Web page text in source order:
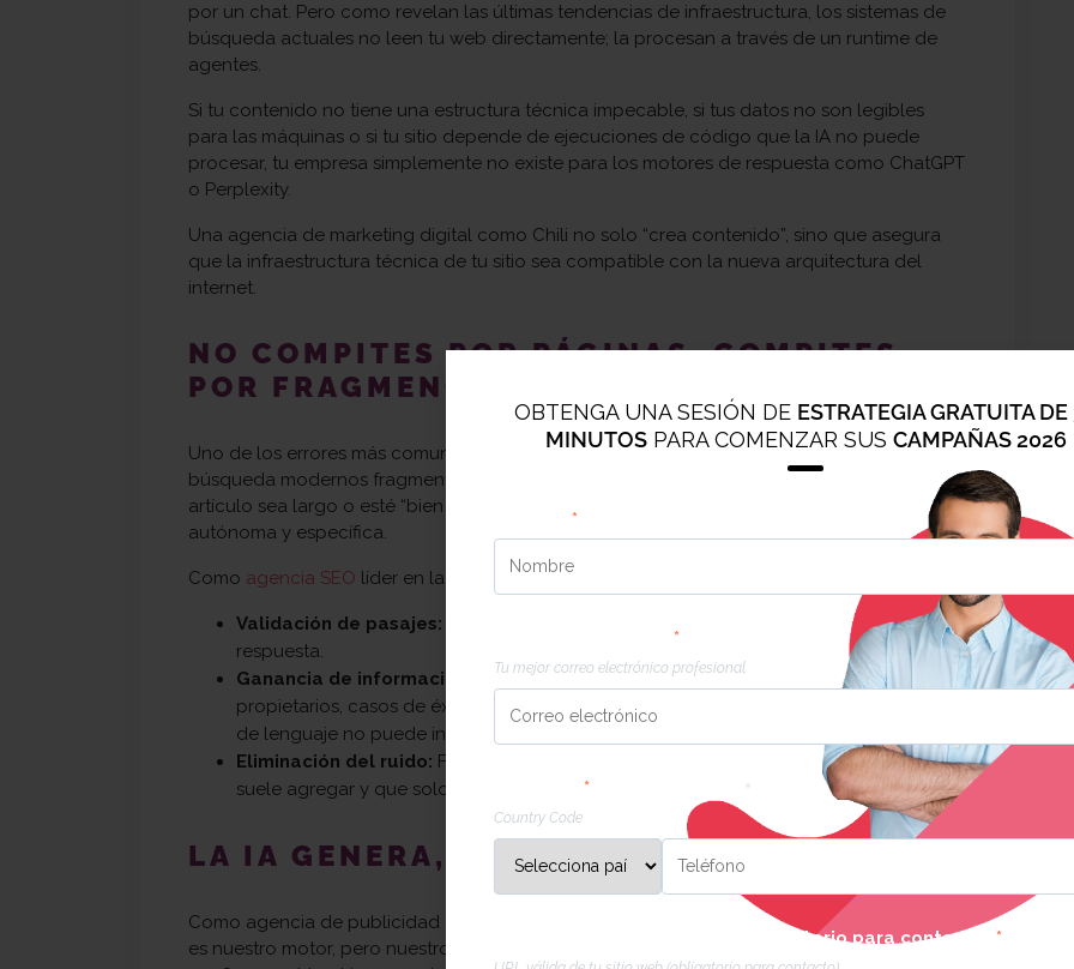
OBTENGA UNA SESIÓN DE ESTRATEGIA GRATUITA DE
MINUTOSPARA COMENZAR SUS CAMPAÑAS 2026
*
*
Tu mejor correo electrónico profesional
*
Country Code
URL válida de tu sitio web (obligatorio para contacto) *
por un chat. Pero como revelan las últimas tendencias de infraestructura, los sistemas de
búsqueda actuales no leen tu web directamente; la procesan a través de un runtime de
agentes.
Si tu contenido no tiene una estructura técnica impecable, si tus datos no son legibles
para las máquinas o si tu sitio depende de ejecuciones de código que la IA no puede
procesar, tu empresa simplemente no existe para los motores de respuesta como ChatGPT
o Perplexity.
Una agencia de marketing digital como Chili no solo “crea contenido”, sino que asegura
que la infraestructura técnica de tu sitio sea compatible con la nueva arquitectura del
internet.
NO COMPITES POR PÁGINAS, COMPITES
POR FRAGMENOS
Uno de los errores más comunes al usar IA de forma casera es ignorar que los sistemas de
búsqueda modernos fragmentan tu sitio en pasajes (fragmentos). Ya no basta con que un
artículo sea largo o esté “bien escrito”. Cada párrafo debe ser una unidad de respuesta
autónoma y específica.
Como agencia SEO líder en la región, en Chili aplicamos ingeniería de contenido:
Validación de pasajes: Analizamos si cada sección de tu web es digna de ser una
respuesta.
Ganancia de información:
Corregimos los borradores de la IA para agregar datos
propietarios, casos de éxito reales de Latinoamérica y perspectivas que un modelo
de lenguaje no puede inventar.
Eliminación del ruido: Filtramos las respuestas vagas y transiciones inútiles que la IA
suele agregar y que solo diluyen tu señal de autoridad.
LA IA GENERA, NOSOTROS VALIDAMOS
Como agencia de publicidad de alto rendimiento, sabemos qué funciona y qué no. La IA
es nuestro motor, pero nuestros especialistas son los pilotos que ajustan la mezcla,